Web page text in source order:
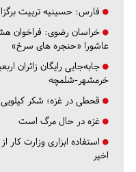
فارس: حسینیه تربیت
خراسان رضوی: فراخوان
عاشورا «حنجره های سرخ»
جابه‌جایی رایگان زائران
خرمشهر-شلمچه
قحطی در غزه؛ شکر کیلویی
غزه در حال مرگ است
استفاده ابزاری وزارت
اخیر